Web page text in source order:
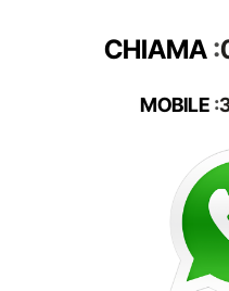
CHIAMA :
MOBILE: